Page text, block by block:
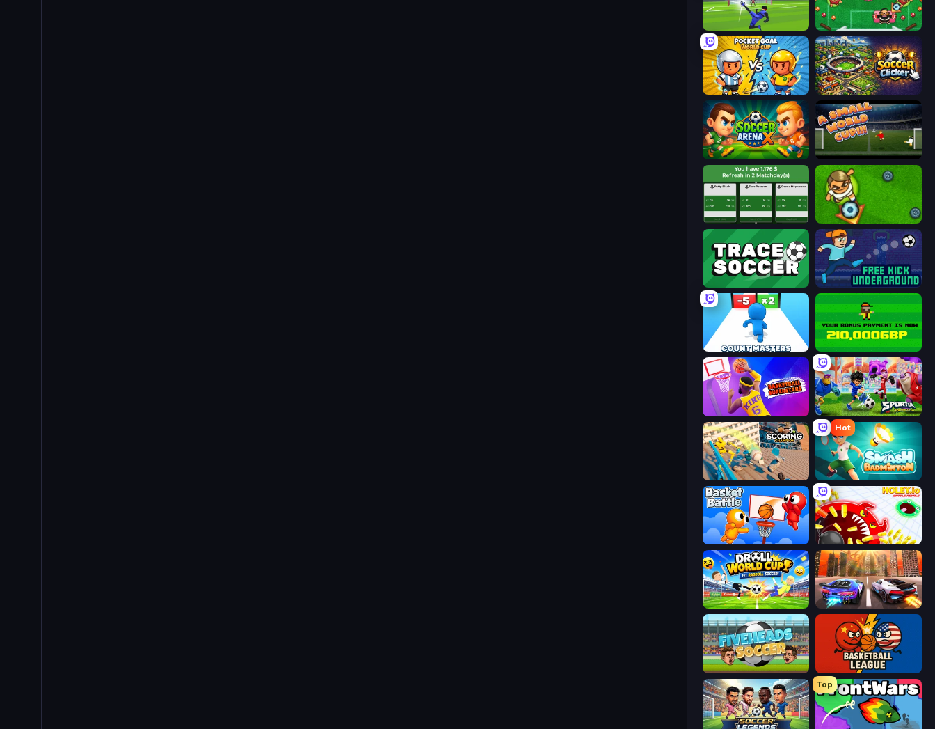
Unmatched Ego 2 Foot Chinko: Russia 2018
Pocket Goal: World Cup Soccer Clicker
Soccer Arena X A Small World Cup
Idle Soccer Manager Foot Chinko
Tracesoccer Free Kick Underground
Bad Soccer Manager
Basketball Superstars Sportia Football Cup
Scoring Champion
Hot
Smash Badminton
Basket Battle Holey.io Battle Royale
Droll World Cup Night City Racing
Fiveheads Soccer Basketball League
Top